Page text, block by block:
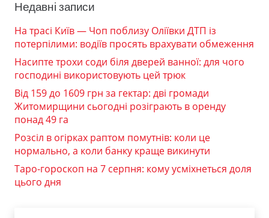
Недавні записи
На трасі Київ — Чоп поблизу Оліївки ДТП із
потерпілими: водіїв просять врахувати обмеження
Насипте трохи соди біля дверей ванної: для чого
господині використовують цей трюк
Від 159 до 1609 грн за гектар: дві громади
Житомирщини сьогодні розіграють в оренду
понад 49 га
Розсіл в огірках раптом помутнів: коли це
нормально, а коли банку краще викинути
Таро-гороскоп на 7 серпня: кому усміхнеться доля
цього дня